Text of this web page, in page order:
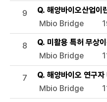
9
Q. 해양바이오산업이
Mbio Bridge
8
Q. 미활용 특허 무상
Mbio Bridge
7
Q. 해양바이오 연구자
Mbio Bridge